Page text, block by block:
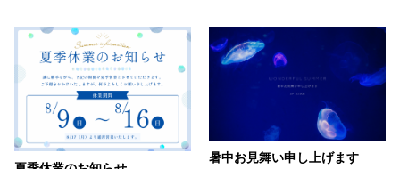
暑中お見舞い申し上げます